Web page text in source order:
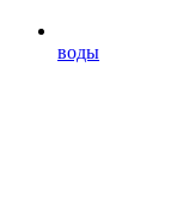
воды